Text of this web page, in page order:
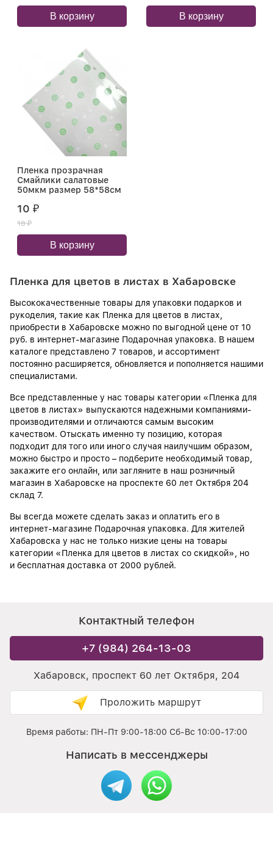
В корзину В корзину
Пленка прозрачная
Смайлики салатовые
50мкм размер 58*58см
10 ₽
18 ₽
В корзину
Пленка для цветов в листах в Хабаровске
Высококачественные товары для упаковки подарков и
рукоделия, такие как Пленка для цветов в листах,
приобрести в Хабаровске можно по выгодной цене от 10
руб. в интернет-магазине Подарочная упаковка. В нашем
каталоге представлено 7 товаров, и ассортимент
постоянно расширяется, обновляется и пополняется нашими
специалистами.
Все представленные у нас товары категории «Пленка для
цветов в листах» выпускаются надежными компаниями-
производителями и отличаются самым высоким
качеством. Отыскать именно ту позицию, которая
подходит для того или иного случая наилучшим образом,
можно быстро и просто – подберите необходимый товар,
закажите его онлайн, или загляните в наш розничный
магазин в Хабаровске на проспекте 60 лет Октября 204
склад 7.
Вы всегда можете сделать заказ и оплатить его в
интернет-магазине Подарочная упаковка. Для жителей
Хабаровска у нас не только низкие цены на товары
категории «Пленка для цветов в листах со скидкой», но
и бесплатная доставка от 2000 рублей.
Контактный телефон
+7 (984) 264-13-03
Хабаровск, проспект 60 лет Октября, 204
Проложить маршрут
Время работы: ПН-Пт 9:00-18:00 Сб-Вс 10:00-17:00
Написать в мессенджеры